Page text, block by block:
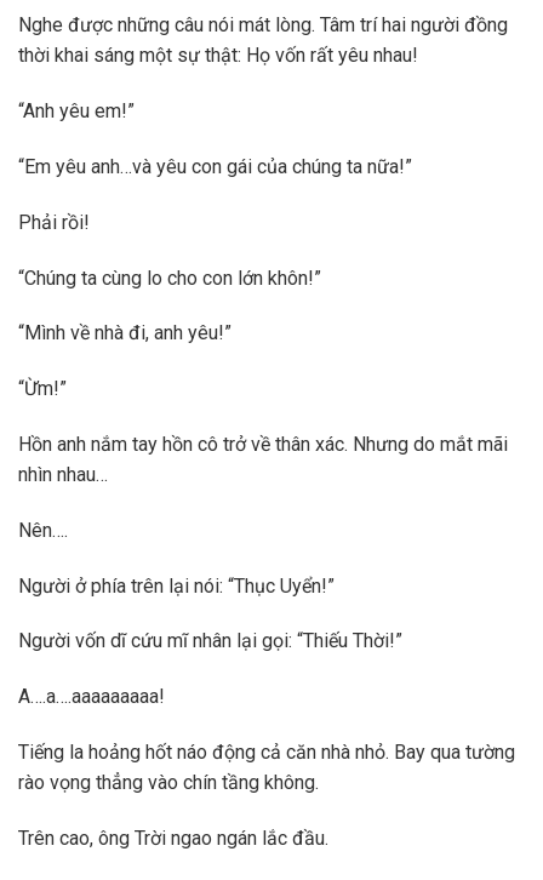
Nghe được những câu nói mát lòng. Tâm trí hai người đồng
thời khai sáng một sự thật: Họ vốn rất yêu nhau!
“Anh yêu em!”
“Em yêu anh…và yêu con gái của chúng ta nữa!”
Phải rồi!
“Chúng ta cùng lo cho con lớn khôn!”
“Mình về nhà đi, anh yêu!”
“Ừm!”
Hồn anh nắm tay hồn cô trở về thân xác. Nhưng do mắt mãi
nhìn nhau…
Nên….
Người ở phía trên lại nói: “Thục Uyển!”
Người vốn dĩ cứu mĩ nhân lại gọi: “Thiếu Thời!”
A….a….aaaaaaaaa!
Tiếng la hoảng hốt náo động cả căn nhà nhỏ. Bay qua tường
rào vọng thẳng vào chín tầng không.
Trên cao, ông Trời ngao ngán lắc đầu.